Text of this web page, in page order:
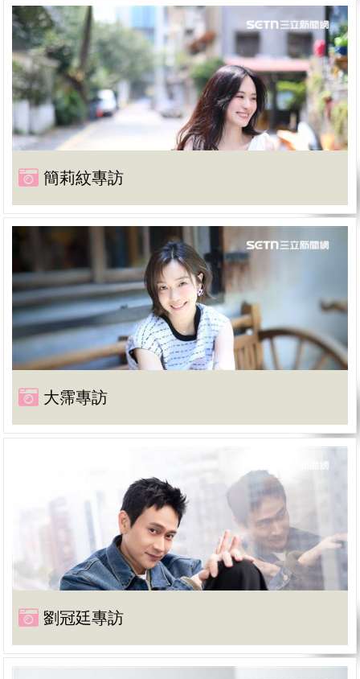
簡莉紋專訪
大霈專訪
劉冠廷專訪